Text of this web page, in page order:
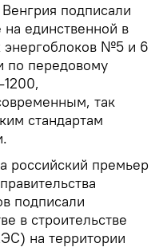
подписали
единственной в
№5 и 6
по передовому
так
стандартам
российский премьер
подписали
в строительстве
на территории